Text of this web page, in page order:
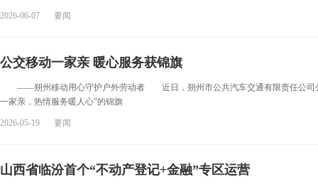
2026-06-07 要闻
公交移动一家亲 暖心服务获锦旗
——朔州移动用心守护户外劳动者 近日，朔州市公共汽车交通有限责任公司公
一家亲，热情服务暖人心”的锦旗
2026-05-19 要闻
山西省临汾首个“不动产登记+金融”专区运营